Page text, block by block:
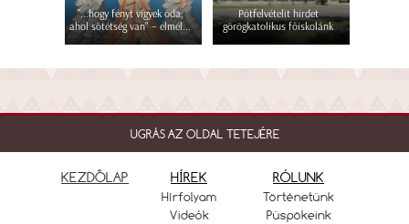
"...hogy fényt vigyek oda,
ahol sötétség van" – elmél...
Pótfelvételit hirdet
görögkatolikus főiskolánk
UGRÁS AZ OLDAL TETEJÉRE
KEZDŐLAP HÍREK
Hírfolyam
Videók
RÓLUNK
Történetünk
Püspökeink